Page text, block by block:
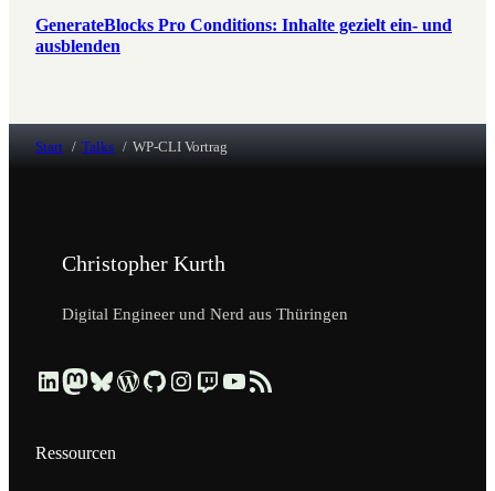
GenerateBlocks Pro Conditions: Inhalte gezielt ein- und
ausblenden
Start Talks WP-CLI Vortrag
Christopher Kurth
Digital Engineer und Nerd aus Thüringen
Beruflich über LinkedIn vernetzen Dezentral über Mastodon folgen Kurzmeldungen über Bluesky lesen Profil & Contributions auf WordPress.org ansehen Code & Repositories über GitHub erkunden Visuelle Einblicke über Instagram ansehen Streams & Tech-Talks über Twitch schauen Videos & Tutorials über YouTube ansehen Blog-Updates über RSS-Feed abonnieren
Ressourcen